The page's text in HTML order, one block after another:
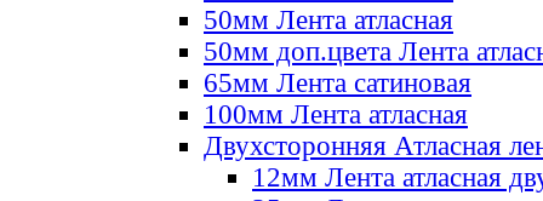
50мм Лента атласная
50мм доп.цвета Лента
65мм Лента сатиновая
100мм Лента атласная
Двухсторонняя Атласная
12мм Лента атласная